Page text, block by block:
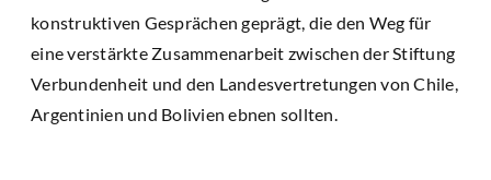
konstruktiven Gesprächen geprägt, die den Weg für
eine verstärkte Zusammenarbeit zwischen der Stiftung
Verbundenheit und den Landesvertretungen von Chile,
Argentinien und Bolivien ebnen sollten.